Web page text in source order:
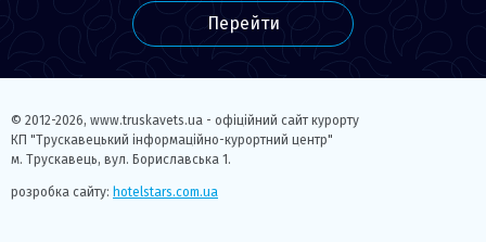
Перейти
© 2012-2026, www.truskavets.ua - офіційний сайт курорту
КП "Трускавецький інформаційно-курортний центр"
м. Трускавець, вул. Бориславська 1.
розробка сайту: hotelstars.com.ua